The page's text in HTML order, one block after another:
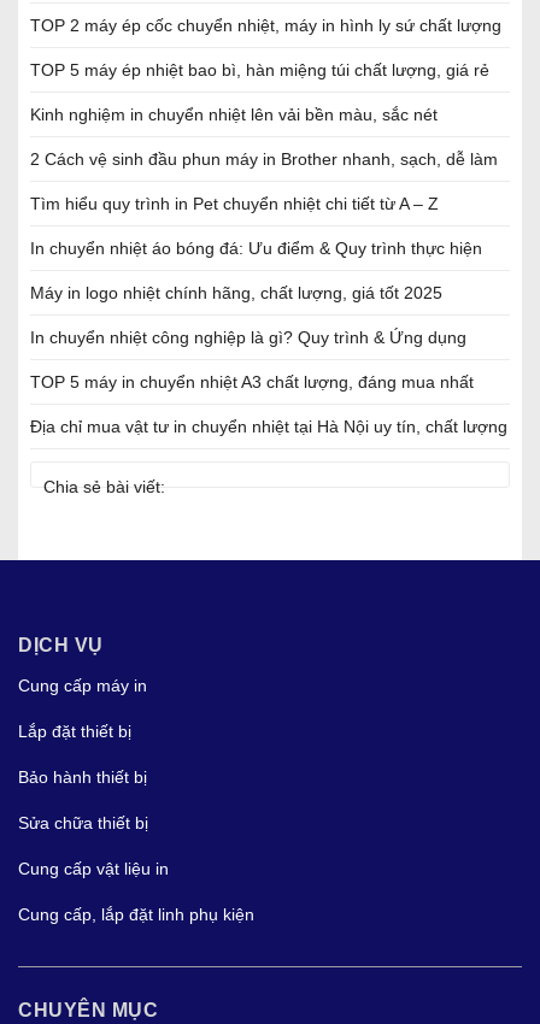
TOP 2 máy ép cốc chuyển nhiệt, máy in hình ly sứ chất lượng
TOP 5 máy ép nhiệt bao bì, hàn miệng túi chất lượng, giá rẻ
Kinh nghiệm in chuyển nhiệt lên vải bền màu, sắc nét
2 Cách vệ sinh đầu phun máy in Brother nhanh, sạch, dễ làm
Tìm hiểu quy trình in Pet chuyển nhiệt chi tiết từ A – Z
In chuyển nhiệt áo bóng đá: Ưu điểm & Quy trình thực hiện
Máy in logo nhiệt chính hãng, chất lượng, giá tốt 2025
In chuyển nhiệt công nghiệp là gì? Quy trình & Ứng dụng
TOP 5 máy in chuyển nhiệt A3 chất lượng, đáng mua nhất
Địa chỉ mua vật tư in chuyển nhiệt tại Hà Nội uy tín, chất lượng
Chia sẻ bài viết:
DỊCH VỤ
Cung cấp máy in
Lắp đặt thiết bị
Bảo hành thiết bị
Sửa chữa thiết bị
Cung cấp vật liệu in
Cung cấp, lắp đặt linh phụ kiện
CHUYÊN MỤC